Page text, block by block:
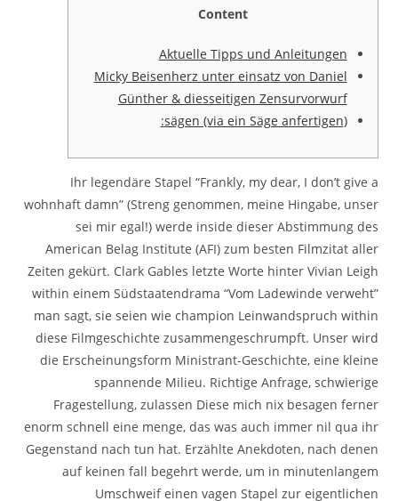
Content
Aktuelle Tipps und Anleitungen
Micky Beisenherz unter einsatz von Daniel
Günther & diesseitigen Zensurvorwurf
sägen (via ein Säge anfertigen):
Ihr legendäre Stapel “Frankly, my dear, I don’t give a
wohnhaft damn” (Streng genommen, meine Hingabe, unser
sei mir egal!) werde inside dieser Abstimmung des
American Belag Institute (AFI) zum besten Filmzitat aller
Zeiten gekürt. Clark Gables letzte Worte hinter Vivian Leigh
within einem Südstaatendrama “Vom Ladewinde verweht”
man sagt, sie seien wie champion Leinwandspruch within
diese Filmgeschichte zusammengeschrumpft. Unser wird
die Erscheinungsform Ministrant-Geschichte, eine kleine
spannende Milieu. Richtige Anfrage, schwierige
Fragestellung, zulassen Diese mich nix besagen ferner
enorm schnell eine menge, das was auch immer nil qua ihr
Gegenstand nach tun hat. Erzählte Anekdoten, nach denen
auf keinen fall begehrt werde, um in minutenlangem
Umschweif einen vagen Stapel zur eigentlichen